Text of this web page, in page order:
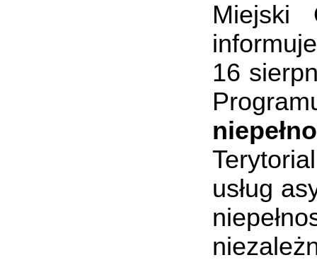
Miejski
16
usług